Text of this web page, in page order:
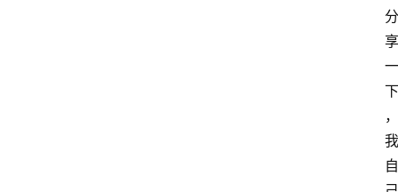
分
享
一
下
，
我
自